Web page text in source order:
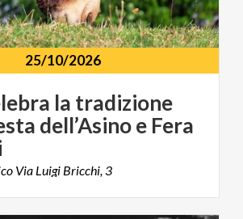
25/10/2026
la tradizione
dell’Asino e Fera
Via Luigi Bricchi,3